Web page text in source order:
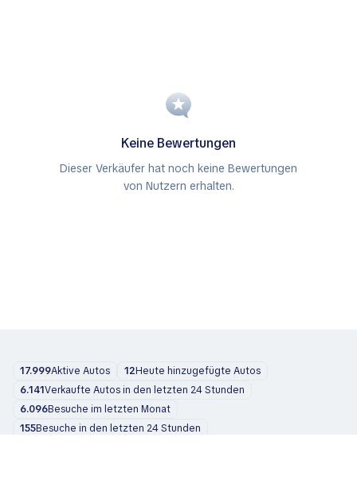
Keine Bewertungen
Dieser Verkäufer hat noch keine Bewertungen
von Nutzern erhalten.
17.999Aktive Autos 12Heute hinzugefügte Autos
6.141Verkaufte Autos in den letzten 24 Stunden
6.096Besuche im letzten Monat
155Besuche in den letzten 24 Stunden